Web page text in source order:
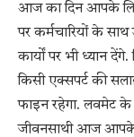
आज का दिन आपके
पर कर्मचारियों के
कार्यों पर भी ध्यान
किसी एक्सपर्ट की
फाइन रहेगा. लवमेट के
जीवनसाथी आज